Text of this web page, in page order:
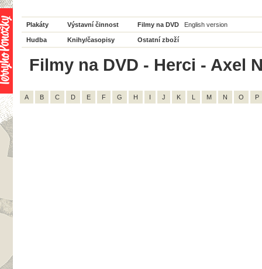
Plakáty Výstavní činnost Filmy na DVD English version
Hudba Knihy/časopisy Ostatní zboží
Filmy na DVD - Herci - Axel
A B C D E F G H I J K L M N O P